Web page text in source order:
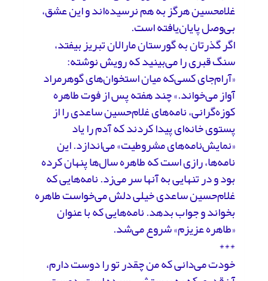
غلامحسین هرگز به هم نرسیده‌اند و این عشق،
بی‌وصل پایان‌یافته است.
اگر گذرتان به گورستان مارالان تبریز بیفتد،
سنگ قبری را می‌بینید که رویش نوشته:
«آرام‌جای کسی‌که میان استخوان‌های گوهرمراد
آواز می‌خواند.» چند هفته پس از فوت طاهره
کوزه‌گرانی، نامه‌های غلام‌حسین ساعدی را از
پستوی خانه‌ای پیدا ‌کردند که آدم را یاد
«نمایش‌نامه‌های مشروطیت» می‌اندازد. این
نامه‌ها، رازی است که طاهره سال‌ها پنهان کرده
بود و در تنهایی به آنها سر می‌زد. نامه‌هایی که
غلام‌حسین ساعدی خیلی دلش می‌خواست طاهره
بخواند و جواب بدهد. نامه‌هایی که با عنوان
«طاهره عزیزم» شروع می‌شد.
***
خودت می‌دانی که من چقدر تو را دوست دارم،